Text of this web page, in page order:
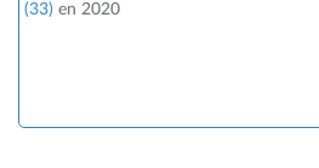
(33) en 2020